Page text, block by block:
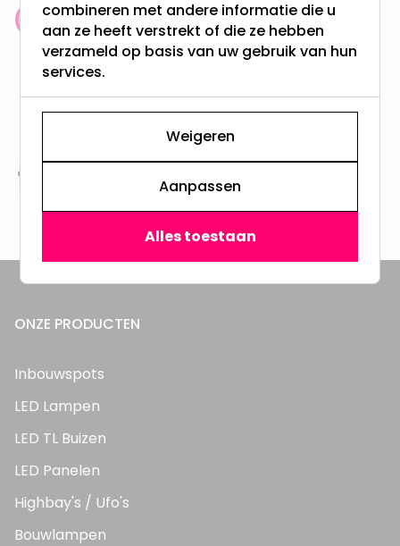
Klantenbeoordeling: 9.4/10
meer dan 100.000 klanten gingen u voor
Gratis verzending + snel geleverd
Vanaf EUR100,- naar NL & BE
& 100 dagen recht op retour
Altijd uit eigen voorraad
3000m2 - 60.000+ Producten
ONZE PRODUCTEN
Inbouwspots
LED Lampen
LED TL Buizen
LED Panelen
Highbay's / Ufo's
Bouwlampen
combineren met andere informatie die u
aan ze heeft verstrekt of die ze hebben
verzameld op basis van uw gebruik van hun
services.
Weigeren
Aanpassen
Alles toestaan